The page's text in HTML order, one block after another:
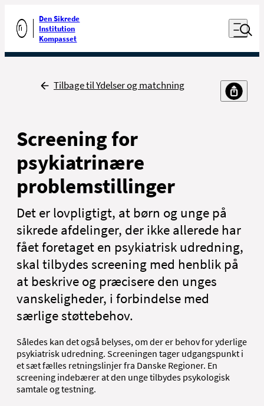
Gå til forsiden
Den Sikrede
Institution
Kompasset
Åben
Udfør søgning
Tilbage
Tilbage til Ydelser og matchning
Screening for
psykiatrinære
problemstillinger
Det er lovpligtigt, at børn og unge på
sikrede afdelinger, der ikke allerede har
fået foretaget en psykiatrisk udredning,
skal tilbydes screening med henblik på
at beskrive og præcisere den unges
vanskeligheder, i forbindelse med
særlige støttebehov.
Således kan det også belyses, om der er behov for yderlige
psykiatrisk udredning. Screeningen tager udgangspunkt i
et sæt fælles retningslinjer fra Danske Regioner. En
screening indebærer at den unge tilbydes psykologisk
samtale og testning.